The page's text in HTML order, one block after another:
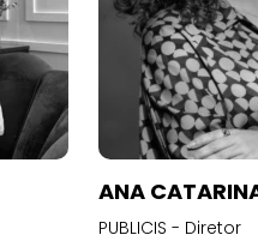
ANA
PUBLICIS - Diretor